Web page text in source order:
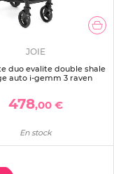
JOIE
duo evalite double shale
auto i-gemm 3 raven
478,00 €
En stock